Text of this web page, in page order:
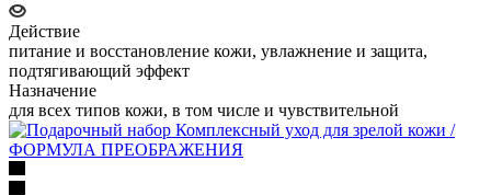
Действие
питание и восстановление кожи, увлажнение и защита,
подтягивающий эффект
Назначение
для всех типов кожи, в том числе и чувствительной